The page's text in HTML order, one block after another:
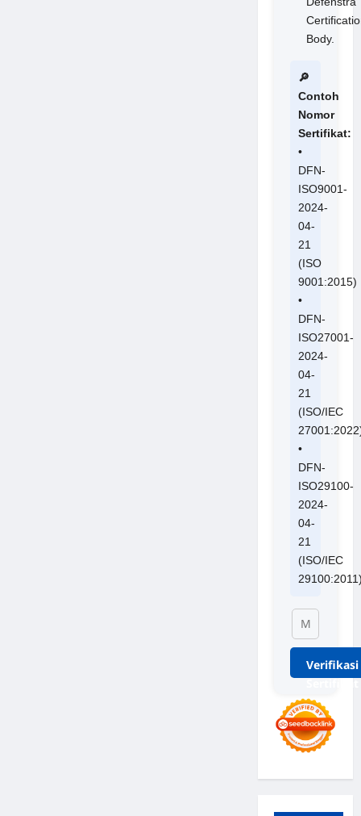
Body.
🔎
Contoh
Nomor
Sertifikat:
•
DFN-
ISO9001-
2024-
04-
21
(ISO
9001:2015)
•
DFN-
ISO27001-
2024-
04-
21
(ISO/IEC
•
DFN-
ISO29100-
2024-
04-
21
(ISO/IEC
Verifikasi
Sertifikat